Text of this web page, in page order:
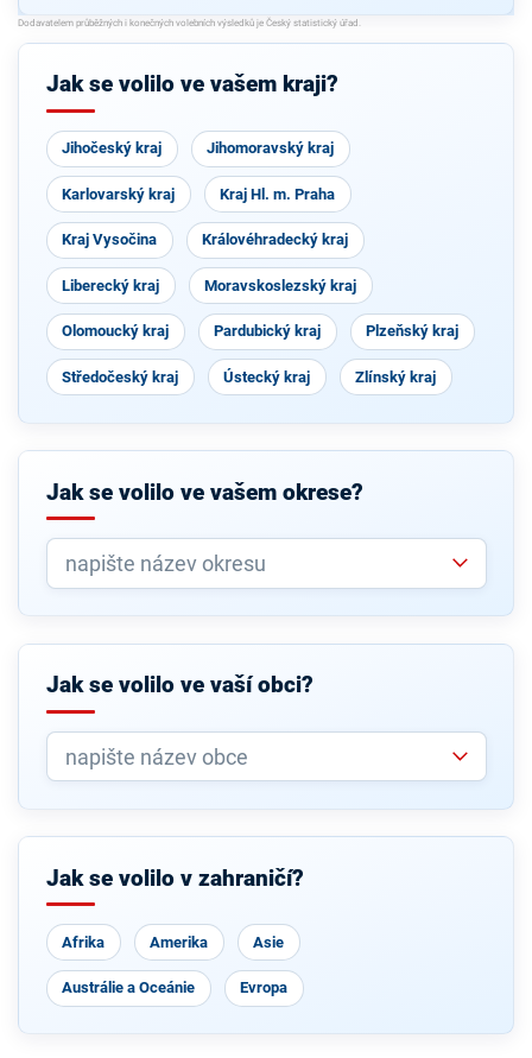
Jak se volilo ve vašem kraji?
Jihočeský kraj Jihomoravský kraj
Karlovarský kraj Kraj Hl. m. Praha
Kraj Vysočina Královéhradecký kraj
Liberecký kraj Moravskoslezský kraj
Olomoucký kraj Pardubický kraj Plzeňský kraj
Středočeský kraj Ústecký kraj Zlínský kraj
Jak se volilo ve vašem okrese?
Jak se volilo ve vaší obci?
Jak se volilo v zahraničí?
Afrika Amerika Asie
Austrálie a Oceánie Evropa